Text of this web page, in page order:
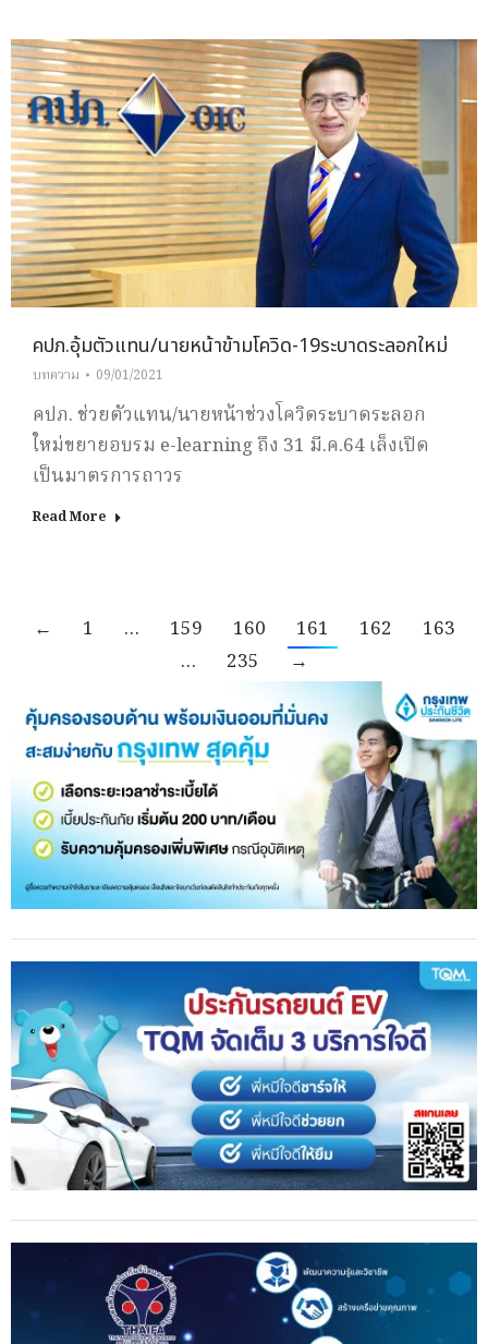
คปภ.อุ้มตัวแทน/นายหน้าข้ามโควิด-19ระบาดระลอกใหม่
บทความ 09/01/2021
คปภ. ช่วยตัวแทน/นายหน้าช่วงโควิดระบาดระลอก
ใหม่ขยายอบรม e-learning ถึง 31 มี.ค.64 เล็งเปิด
เป็นมาตรการถาวร
Read More
← 1 … 159 160 161 162
163
…
235 →